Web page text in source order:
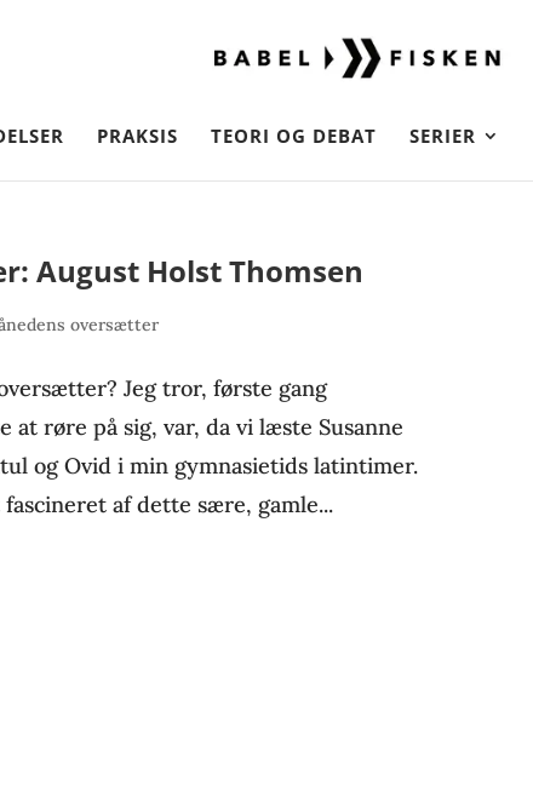
PRAKSIS TEORI OG DEBAT SERIER
August Holst Thomsen
oversætter
Jeg tror, første gang
røre på sig, var, da vi læste Susanne
og Ovid i min gymnasietids latintimer.
af dette sære, gamle...